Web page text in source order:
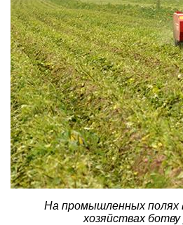
На промышленных полях
хозяйствах